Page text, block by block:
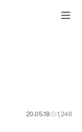
20.05.18 1,246